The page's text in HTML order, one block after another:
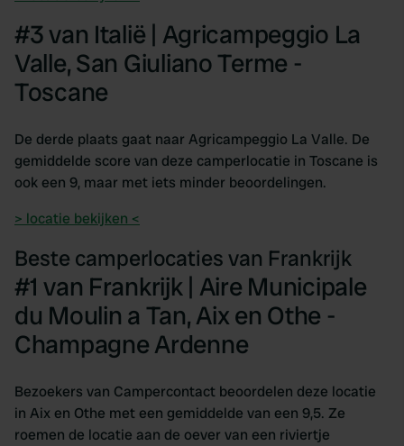
#3 van Italië | Agricampeggio La
Valle, San Giuliano Terme -
Toscane
De derde plaats gaat naar Agricampeggio La Valle. De
gemiddelde score van deze camperlocatie in Toscane is
ook een 9, maar met iets minder beoordelingen.
> locatie bekijken <
Beste camperlocaties van Frankrijk
#1 van Frankrijk | Aire Municipale
du Moulin a Tan, Aix en Othe -
Champagne Ardenne
Bezoekers van Campercontact beoordelen deze locatie
in Aix en Othe met een gemiddelde van een 9,5. Ze
roemen de locatie aan de oever van een riviertje